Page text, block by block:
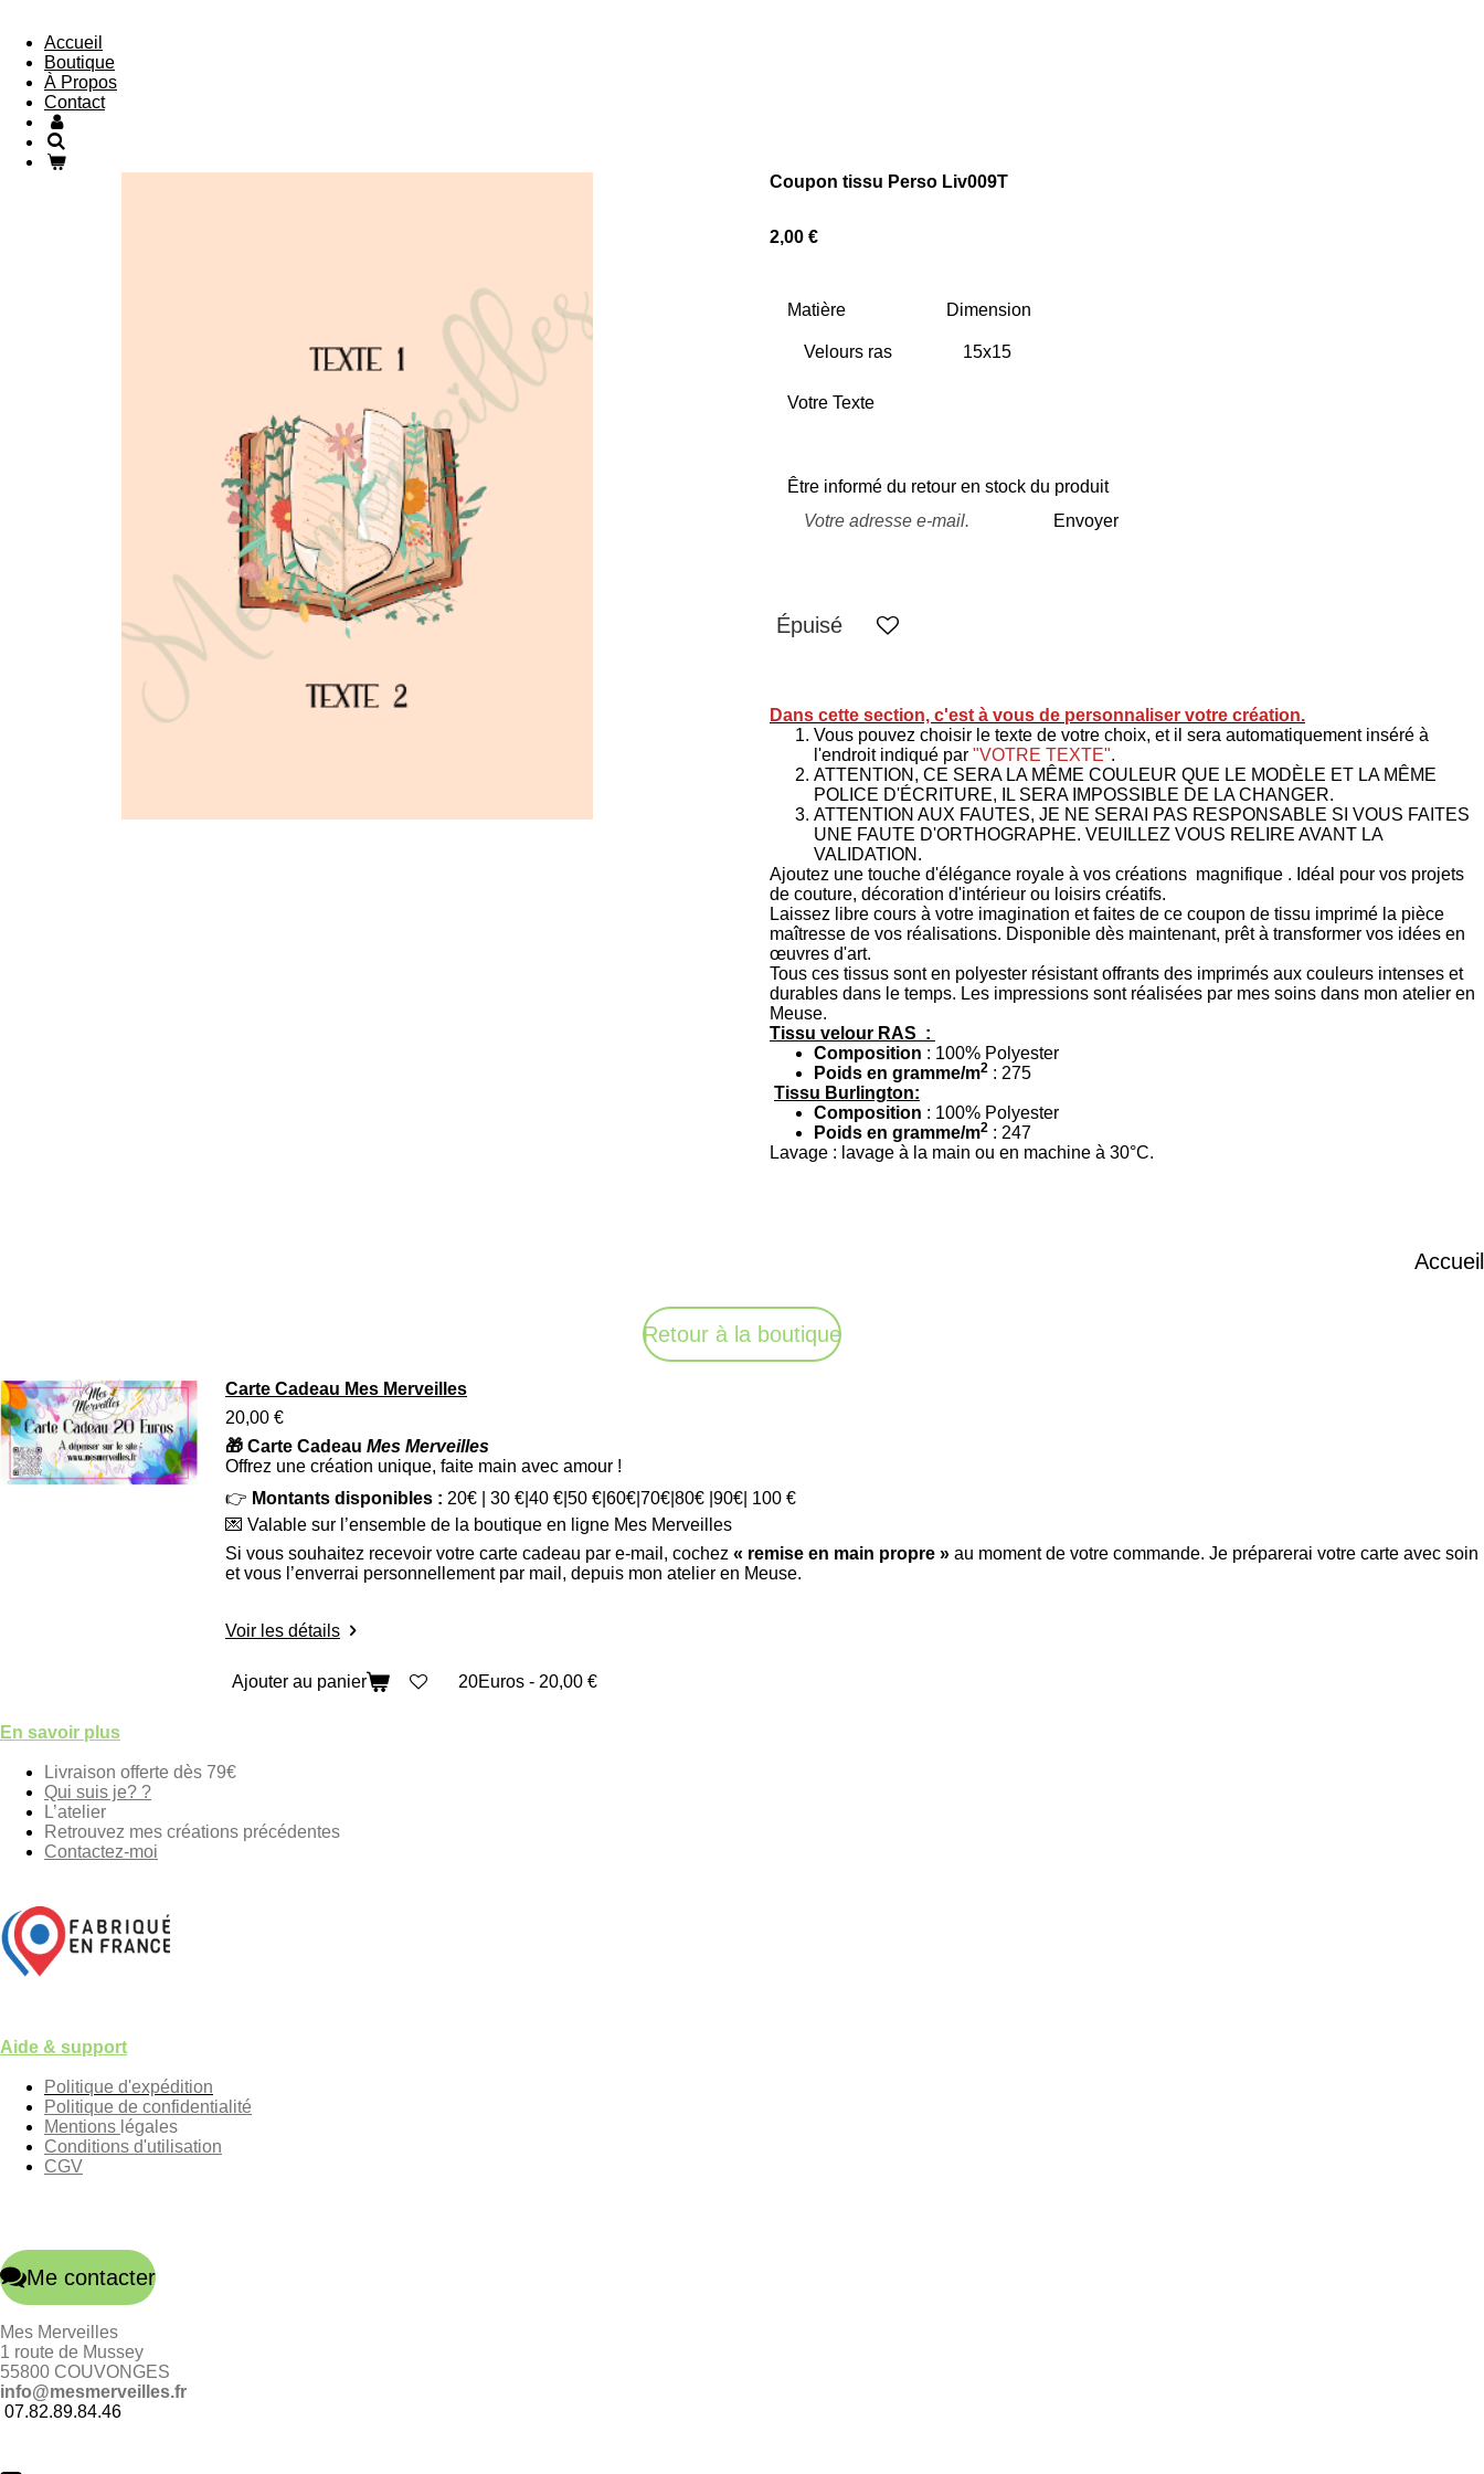
Accueil
Boutique
À Propos
Contact
Coupon tissu Perso Liv009T
2,00 €
Matière Dimension
Votre Texte
Être informé du retour en stock du produit
Envoyer
Épuisé
Dans cette section, c'est à vous de personnaliser votre création.
Vous pouvez choisir le texte de votre choix, et il sera automatiquement inséré à
l'endroit indiqué par "VOTRE TEXTE".
ATTENTION, CE SERA LA MÊME COULEUR QUE LE MODÈLE ET LA MÊME
POLICE D'ÉCRITURE, IL SERA IMPOSSIBLE DE LA CHANGER.
ATTENTION AUX FAUTES, JE NE SERAI PAS RESPONSABLE SI VOUS FAITES
UNE FAUTE D'ORTHOGRAPHE. VEUILLEZ VOUS RELIRE AVANT LA
VALIDATION.
Ajoutez une touche d'élégance royale à vos créations magnifique . Idéal pour vos projets
de couture, décoration d'intérieur ou loisirs créatifs.
Laissez libre cours à votre imagination et faites de ce coupon de tissu imprimé la pièce
maîtresse de vos réalisations. Disponible dès maintenant, prêt à transformer vos idées en
œuvres d'art.
Tous ces tissus sont en polyester résistant offrants des imprimés aux couleurs intenses et
durables dans le temps. Les impressions sont réalisées par mes soins dans mon atelier en
Meuse.
Tissu velour RAS :
Composition : 100% Polyester
Poids en gramme/m2 : 275
Tissu Burlington:
Composition : 100% Polyester
Poids en gramme/m2 : 247
Lavage : lavage à la main ou en machine à 30°C.
Accueil
Retour à la boutique
Carte Cadeau Mes Merveilles
20,00 €
🎁 Carte Cadeau Mes Merveilles
Offrez une création unique, faite main avec amour !
👉 Montants disponibles : 20€ | 30 €|40 €|50 €|60€|70€|80€ |90€| 100 €
💌 Valable sur l’ensemble de la boutique en ligne Mes Merveilles
Si vous souhaitez recevoir votre carte cadeau par e-mail, cochez « remise en main propre » au moment de votre commande. Je préparerai votre carte avec soin
et vous l’enverrai personnellement par mail, depuis mon atelier en Meuse.
Voir les détails
Ajouter au panier
En savoir plus
Livraison offerte dès 79€
Qui suis je? ?
L’atelier
Retrouvez mes créations précédentes
Contactez-moi
Aide & support
Politique d'expédition
Politique de confidentialité
Mentions légales
Conditions d'utilisation
CGV
Me contacter
Mes Merveilles
1 route de Mussey
55800 COUVONGES
info@mesmerveilles.fr
07.82.89.84.46